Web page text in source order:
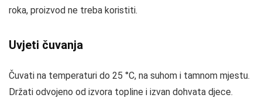
roka, proizvod ne treba koristiti.
Uvjeti čuvanja
Čuvati na temperaturi do 25 °C, na suhom i tamnom mjestu.
Držati odvojeno od izvora topline i izvan dohvata djece.